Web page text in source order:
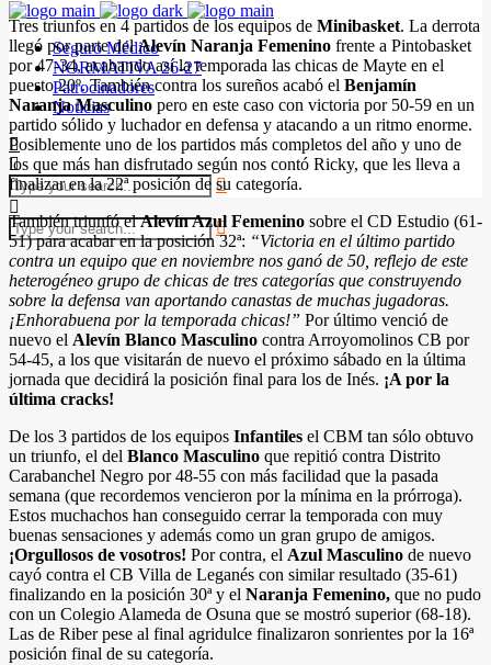
Seguro Médico
NORMATIVA 26-27
Patrocinadores
Noticias
Tres triunfos en 4 partidos de los equipos de Minibasket. La derrota
llegó por parte delAlevín Naranja Femenino frente a Pintobasket
por 47-34, acabando así la temporada las chicas de Mayte en el
puesto 20º. También contra los sureños acabó el Benjamín
Naranja Masculino pero en este caso con victoria por 50-59 en un
partido sólido y luchador en defensa y atacando a un ritmo enorme.
Posiblemente uno de los partidos más completos del año y uno de
los que más han disfrutado según nos contó Ricky, que les lleva a
finalizar en la 22ª posición de su categoría.
También triunfó elAlevín Azul Femenino sobre el CD Estudio (61-
51) para acabar en la posición 32ª: “Victoria en el último partido
contra un equipo que en noviembre nos ganó de 50, reflejo de este
heterogéneo grupo de chicas de tres categorías que construyendo
sobre la defensa van aportando canastas de muchas jugadoras.
¡Enhorabuena por la temporada chicas!” Por último venció de
nuevo el Alevín Blanco Masculino contra Arroyomolinos CB por
54-45, a los que visitarán de nuevo el próximo sábado en la última
jornada que decidirá la posición final para los de Inés. ¡A por la
última cracks!
De los 3 partidos de los equipos Infantiles el CBM tan sólo obtuvo
un triunfo, el del Blanco Masculino que repitió contra Distrito
Carabanchel Negro por 48-55 con más facilidad que la pasada
semana (que recordemos vencieron por la mínima en la prórroga).
Estos muchachos han conseguido cerrar la temporada con muy
buenas sensaciones y además como un gran grupo de amigos.
¡Orgullosos de vosotros! Por contra, el Azul Masculino de nuevo
cayó contra el CB Villa de Leganés con similar resultado (35-61)
finalizando en la posición 30ª y el Naranja Femenino, que no pudo
con un Colegio Alameda de Osuna que se mostró superior (68-18).
Las de Riber pese al final agridulce finalizaron sonrientes por la 16ª
posición final de su categoría.